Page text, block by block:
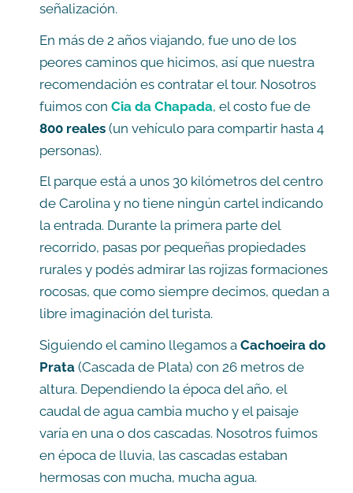
señalización.
En más de 2 años viajando, fue uno de los
peores caminos que hicimos, así que nuestra
recomendación es contratar el tour. Nosotros
fuimos con Cia da Chapada, el costo fue de
800 reales (un vehículo para compartir hasta 4
personas).
El parque está a unos 30 kilómetros del centro
de Carolina y no tiene ningún cartel indicando
la entrada. Durante la primera parte del
recorrido, pasas por pequeñas propiedades
rurales y podés admirar las rojizas formaciones
rocosas, que como siempre decimos, quedan a
libre imaginación del turista.
Siguiendo el camino llegamos a Cachoeira do
Prata (Cascada de Plata) con 26 metros de
altura. Dependiendo la época del año, el
caudal de agua cambia mucho y el paisaje
varía en una o dos cascadas. Nosotros fuimos
en época de lluvia, las cascadas estaban
hermosas con mucha, mucha agua.